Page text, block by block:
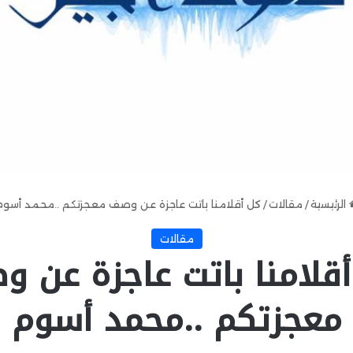
الرئيسية / مقالات / كل أقلامنا باتت عاجزة عن وصف معجزتكم ..محمد
مقالات
باتت عاجزة
معجزتكم ..محمد أسوم